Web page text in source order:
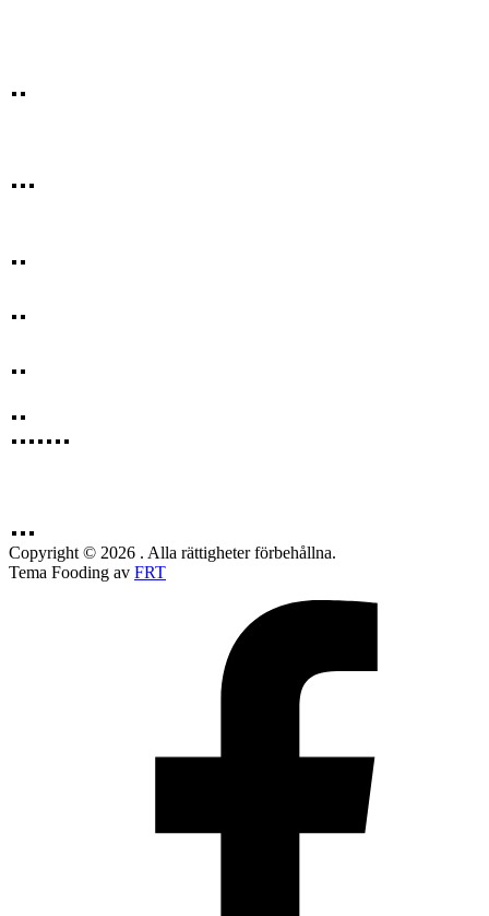
Copyright © 2026 . Alla rättigheter förbehållna.
Tema Fooding av FRT